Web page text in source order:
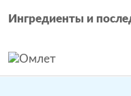
Ингредиенты и